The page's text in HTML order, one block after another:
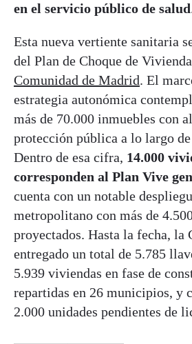
en el servicio público de salud
Esta nueva vertiente sanitaria
del Plan de Choque de
Comunidad de Madrid. El
estrategia autonómica
más de 70.000 inmuebles con
protección pública a lo largo
Dentro de esa cifra, 14.000
corresponden al Plan Vive
cuenta con un notable
metropolitano con más de
proyectados. Hasta la fecha, la
entregado un total de 5.785
5.939 viviendas en fase de
repartidas en 26 municipios, y
2.000 unidades pendientes de